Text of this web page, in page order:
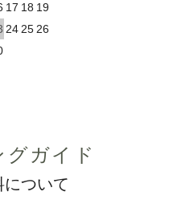
17 18 19
24 25 26
グガイド
ついて